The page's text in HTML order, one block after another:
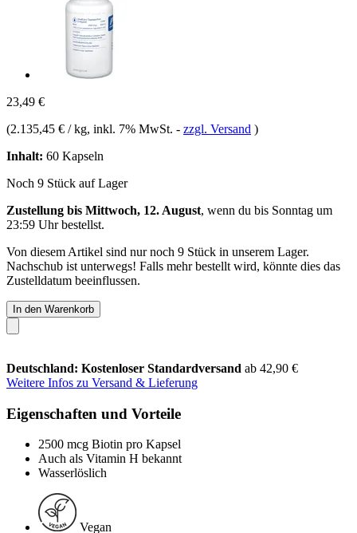
23,49 €
(2.135,45 € / kg, inkl. 7% MwSt. - zzgl. Versand )
Inhalt: 60 Kapseln
Noch 9 Stück auf Lager
Zustellung bis Mittwoch, 12. August, wenn du bis Sonntag um
23:59 Uhrbestellst.
Von diesem Artikel sind nur noch 9 Stück in unserem Lager.
Nachschub ist unterwegs! Falls mehr bestellt wird, könnte dies das
Zustelldatum beeinflussen.
In den Warenkorb
Deutschland: Kostenloser Standardversand ab 42,90 €
Weitere Infos zu Versand & Lieferung
Eigenschaften und Vorteile
2500 mcg Biotin pro Kapsel
Auch als Vitamin H bekannt
Wasserlöslich
Vegan